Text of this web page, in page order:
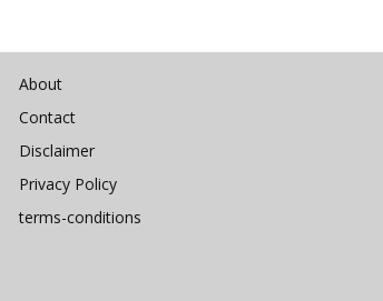
About
Contact
Disclaimer
Privacy Policy
terms-conditions